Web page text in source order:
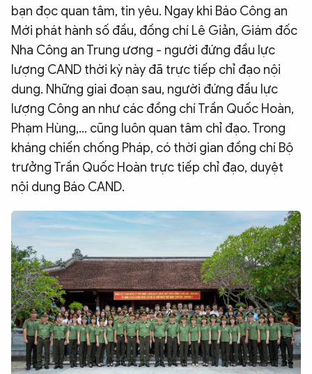
bạn đọc quan tâm, tin yêu. Ngay khi Báo Công an
Mới phát hành số đầu, đồng chí Lê Giản, Giám đốc
Nha Công an Trung ương - người đứng đầu lực
lượng CAND thời kỳ này đã trực tiếp chỉ đạo nội
dung. Những giai đoạn sau, người đứng đầu lực
lượng Công an như các đồng chí Trần Quốc Hoàn,
Phạm Hùng,... cũng luôn quan tâm chỉ đạo. Trong
kháng chiến chống Pháp, có thời gian đồng chí Bộ
trưởng Trần Quốc Hoàn trực tiếp chỉ đạo, duyệt
nội dung Báo CAND.